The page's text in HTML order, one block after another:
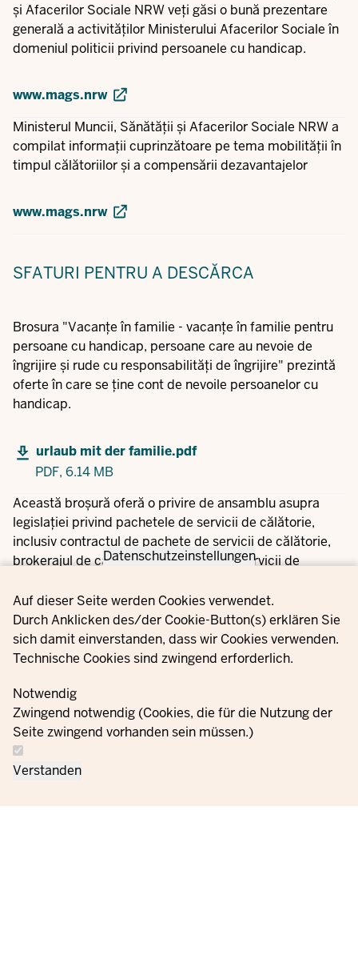
Privacy settings
Datenschutzeinstellungen
Auf dieser Seite werden Cookies verwendet.
Durch Anklicken des/der Cookie-Button(s) erklären Sie
sich damit einverstanden, dass wir Cookies verwenden.
Technische Cookies sind zwingend erforderlich.
Notwendig
Zwingend notwendig (Cookies, die für die Nutzung der
Seite zwingend vorhanden sein müssen.)
Verstanden
și Afacerilor Sociale NRW veți găsi o bună prezentare
generală a activităților Ministerului Afacerilor Sociale în
domeniul politicii privind persoanele cu handicap.
www.mags.nrw
Ministerul Muncii, Sănătății și Afacerilor Sociale NRW a
compilat informații cuprinzătoare pe tema mobilității în
timpul călătoriilor și a compensării dezavantajelor
www.mags.nrw
SFATURI PENTRU A DESCĂRCA
Brosura "Vacanțe în familie - vacanțe în familie pentru
persoane cu handicap, persoane care au nevoie de
îngrijire și rude cu responsabilități de îngrijire" prezintă
oferte în care se ține cont de nevoile persoanelor cu
handicap.
urlaub mit der familie.pdf
PDF, 6.14 MB
Această broșură oferă o privire de ansamblu asupra
legislației privind pachetele de servicii de călătorie,
inclusiv contractul de pachete de servicii de călătorie,
brokerajul de călătorii și brokerajul de servicii de
Broschüre: Pauschalreiserecht
PDF,1.97 MB
importante drepturi pe care le aveți atunci când
călătoriți.
Broschüre: Reisezeit - Ihre Rechte